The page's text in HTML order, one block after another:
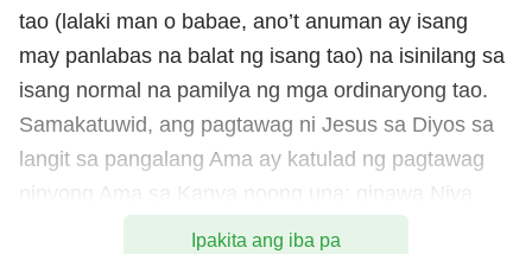
tao (lalaki man o babae, ano’t anuman ay isang
may panlabas na balat ng isang tao) na isinilang sa
isang normal na pamilya ng mga ordinaryong tao.
Samakatuwid, ang pagtawag ni Jesus sa Diyos sa
langit sa pangalang Ama ay katulad ng pagtawag
ninyong Ama sa Kanya noong una; ginawa Niya
iyon mula sa pananaw ng isang taong nilikha.
Ipakita ang iba pa